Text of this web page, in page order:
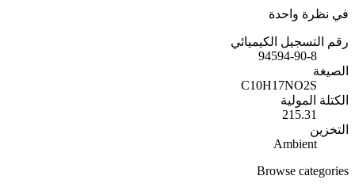
في نظرة واحدة
رقم التسجيل الكيميائي
94594-90-8
الصيغة
C10H17NO2S
الكتلة المولية
215.31
التخزين
Ambient
Browse categories